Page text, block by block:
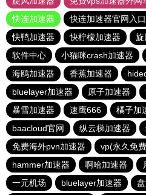
快连加速器
快连加速器官网入口
快鸭加速器
快柠檬加速器 旋
软件中心
小猫咪crash加速器
海鸥加速器
香蕉加速器
bluelayer加速器
原子加速器
暴雪加速器
速鹰666 橘子加
baacloud官网
纵云梯加速器
免费海外pvn加速器
vp(永久免
hammer加速器
啊哈加速器
一元机场
bluelayer加速器